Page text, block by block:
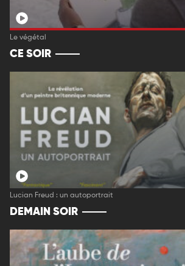
Le végétal
CE SOIR
Lucian Freud : un autoportrait
DEMAIN SOIR